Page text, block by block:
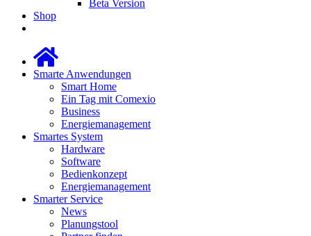
Beta Version
Shop
Smarte Anwendungen
Smart Home
Ein Tag mit Comexio
Business
Energiemanagement
Smartes System
Hardware
Software
Bedienkonzept
Energiemanagement
Smarter Service
News
Planungstool